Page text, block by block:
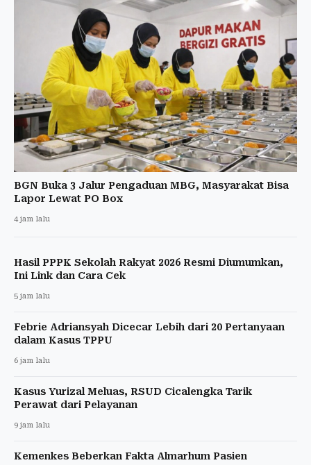
BGN Buka 3 Jalur Pengaduan MBG, Masyarakat Bisa
Lapor Lewat PO Box
4 jam lalu
Hasil PPPK Sekolah Rakyat 2026 Resmi Diumumkan,
Ini Link dan Cara Cek
5 jam lalu
Febrie Adriansyah Dicecar Lebih dari 20 Pertanyaan
dalam Kasus TPPU
6 jam lalu
Kasus Yurizal Meluas, RSUD Cicalengka Tarik
Perawat dari Pelayanan
9 jam lalu
Kemenkes Beberkan Fakta Almarhum Pasien